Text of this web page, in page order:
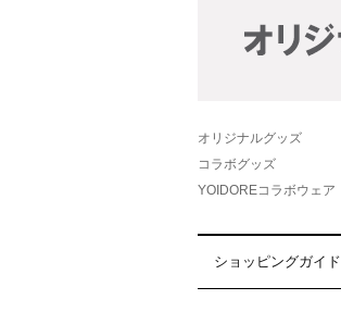
オリジナルグッズ
コラボグッズ
YOIDOREコラボウェア
ショッピングガイド